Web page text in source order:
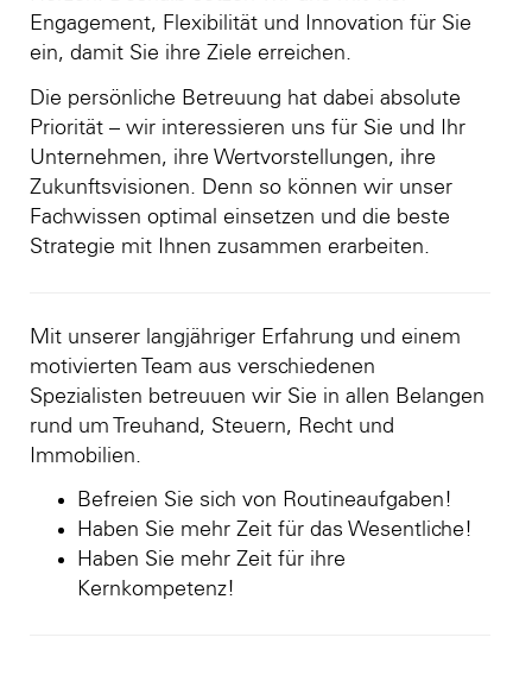
Engagement, Flexibilität und Innovation für Sie
ein, damit Sie ihre Ziele erreichen.
Die persönliche Betreuung hat dabei absolute
Priorität – wir interessieren uns für Sie und Ihr
Unternehmen, ihre Wertvorstellungen, ihre
Zukunftsvisionen. Denn so können wir unser
Fachwissen optimal einsetzen und die beste
Strategie mit Ihnen zusammen erarbeiten.
Mit unserer langjähriger Erfahrung und einem
motivierten Team aus verschiedenen
Spezialisten betreuuen wir Sie in allen Belangen
rund um Treuhand, Steuern, Recht und
Immobilien.
Befreien Sie sich von Routineaufgaben!
Haben Sie mehr Zeit für das Wesentliche!
Haben Sie mehr Zeit für ihre
Kernkompetenz!